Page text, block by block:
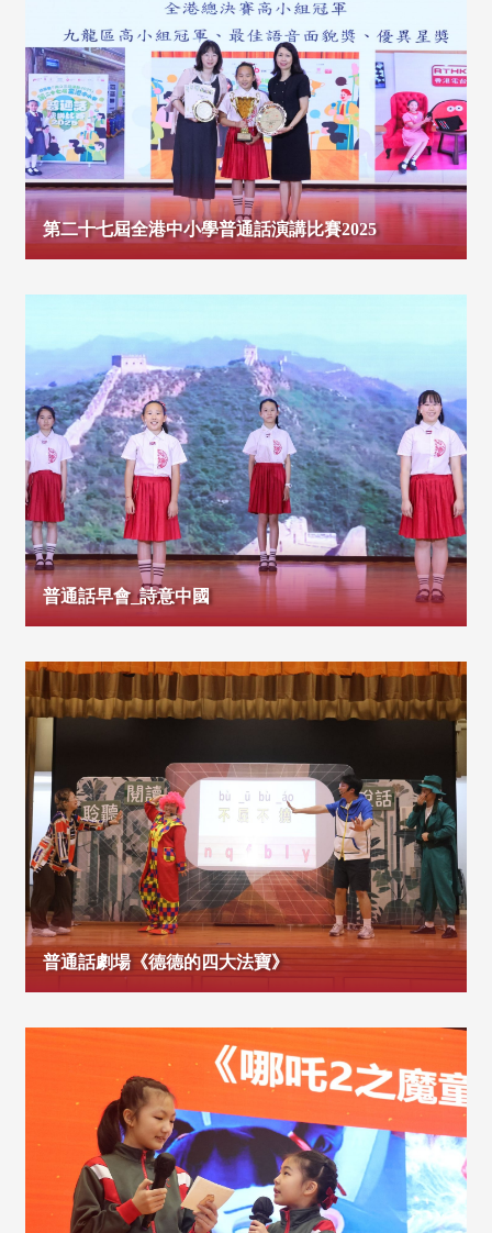
第二十七屆全港中小學普通話演講比賽2025
普通話早會_詩意中國
普通話劇場《德德的四大法寶》